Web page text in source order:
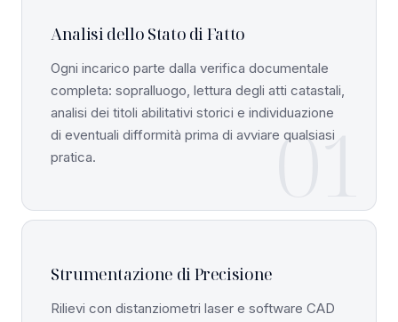
01
Analisi dello Stato di Fatto
Ogni incarico parte dalla verifica documentale
completa: sopralluogo, lettura degli atti catastali,
analisi dei titoli abilitativi storici e individuazione
di eventuali difformità prima di avviare qualsiasi
pratica.
Strumentazione di Precisione
Rilievi con distanziometri laser e software CAD